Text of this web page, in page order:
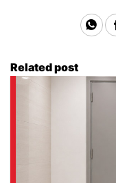
Related post